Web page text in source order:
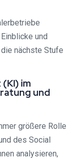
und
die nächste Stufe
im
und
größere Rolle
des Social
analysieren,